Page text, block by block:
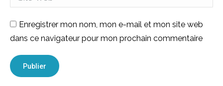
Enregistrer mon nom, mon e-mail et mon site web
dans ce navigateur pour mon prochain commentaire
Publier